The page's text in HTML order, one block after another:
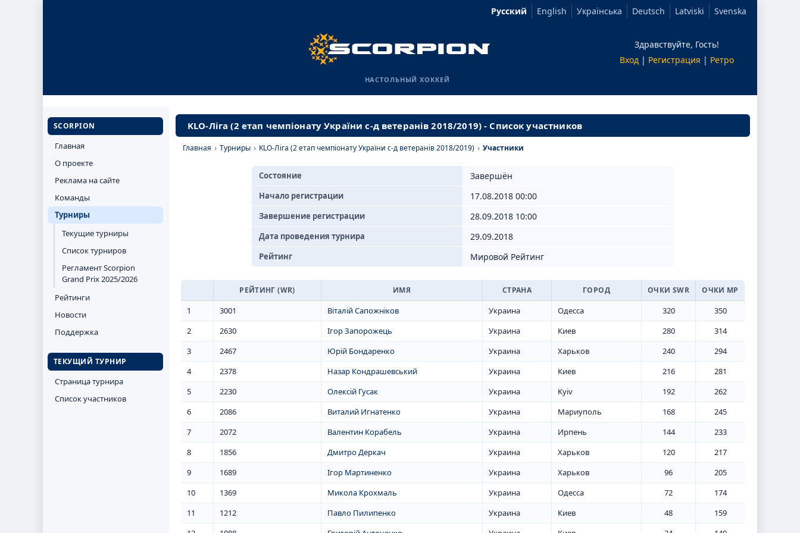
Русский English Українська Deutsch Latviski Svenska
Здравствуйте, Гость!
Вход | Регистрация | Ретро
НАСТОЛЬНЫЙ ХОККЕЙ
SCORPION
Главная
О проекте
Реклама на сайте
Команды
Турниры
Текущие турниры
Список турниров
Регламент Scorpion
Grand Prix 2025/2026
Рейтинги
Новости
Поддержка
ТЕКУЩИЙ ТУРНИР
Страница турнира
Список участников
KLO-Ліга (2 етап чемпіонату України с-д ветеранів 2018/2019) - Список участников
Главная › Турниры › KLO-Ліга (2 етап чемпіонату України с-д ветеранів 2018/2019) › Участники
Состояние Завершён
Начало регистрации 17.08.2018 00:00
Завершение регистрации 28.09.2018 10:00
Дата проведения турнира 29.09.2018
Рейтинг Мировой Рейтинг
РЕЙТИНГ (WR) ИМЯ СТРАНА ГОРОД ОЧКИ SWR ОЧКИ МР
1 3001 Віталій Сапожніков Украина Одесса 320
350
2
2630 Ігор Запорожець Украина Киев 280
314
3
2467 Юрій Бондаренко Украина Харьков 240
294
4
2378 Назар Кондрашевський Украина Киев 216
281
5
2230 Олексій Гусак Украина Kyiv 192
262
6
2086 Виталий Игнатенко Украина Мариуполь 168
245
7
2072 Валентин Корабель Украина Ирпень 144
233
8
1856 Дмитро Деркач Украина Харьков 120
217
9
1689 Ігор Мартиненко Украина Харьков 96
205
10
1369 Микола Крохмаль Украина Одесса 72
174
11
1212 Павло Пилипенко Украина Киев 48
159